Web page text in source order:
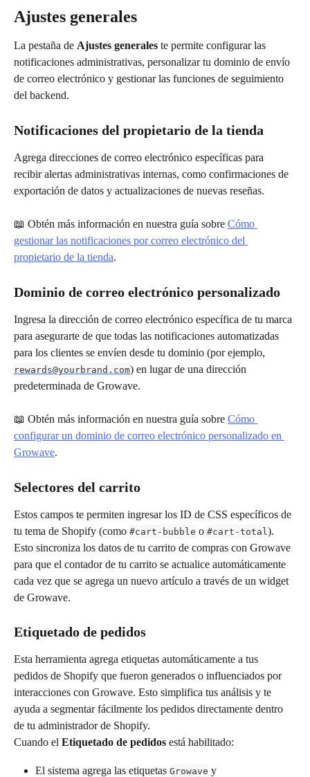
Ajustes generales
La pestaña de Ajustes generales te permite configurar las
notificaciones administrativas, personalizar tu dominio de envío
de correo electrónico y gestionar las funciones de seguimiento
del backend.
Notificaciones del propietario de la tienda
Agrega direcciones de correo electrónico específicas para
recibir alertas administrativas internas, como confirmaciones de
exportación de datos y actualizaciones de nuevas reseñas.
📖 Obtén más información en nuestra guía sobre Cómo
gestionar las notificaciones por correo electrónico del
propietario de la tienda.
Dominio de correo electrónico personalizado
Ingresa la dirección de correo electrónico específica de tu marca
para asegurarte de que todas las notificaciones automatizadas
para los clientes se envíen desde tu dominio (por ejemplo,
rewards@yourbrand.com) en lugar de una dirección
predeterminada de Growave.
📖 Obtén más información en nuestra guía sobre Cómo
configurar un dominio de correo electrónico personalizado en
Growave.
Selectores del carrito
Estos campos te permiten ingresar los ID de CSS específicos de
tu tema de Shopify (como #cart-bubble o #cart-total ).
Esto sincroniza los datos de tu carrito de compras con Growave
para que el contador de tu carrito se actualice automáticamente
cada vez que se agrega un nuevo artículo a través de un widget
de Growave.
Etiquetado de pedidos
Esta herramienta agrega etiquetas automáticamente a tus
pedidos de Shopify que fueron generados o influenciados por
interacciones con Growave. Esto simplifica tus análisis y te
ayuda a segmentar fácilmente los pedidos directamente dentro
de tu administrador de Shopify.
Cuando el Etiquetado de pedidos está habilitado:
El sistema agrega las etiquetas Growave y